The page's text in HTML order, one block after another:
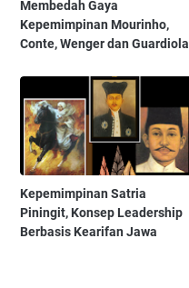
Membedah Gaya
Kepemimpinan Mourinho,
Conte, Wenger dan Guardiola
Kepemimpinan Satria
Piningit, Konsep Leadership
Berbasis Kearifan Jawa